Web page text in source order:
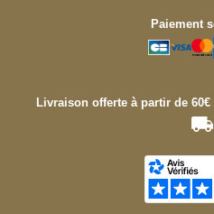
Paiement
Livraison offerte à partir de